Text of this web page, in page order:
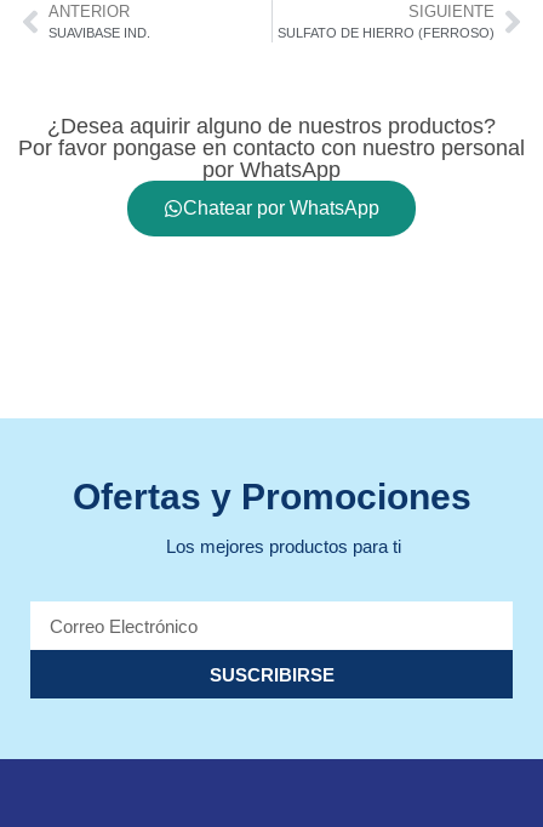
ANTERIOR
SUAVIBASE IND.
SIGUIENTE
SULFATO DE HIERRO (FERROSO)
¿Desea aquirir alguno de nuestros productos?
Por favor pongase en contacto con nuestro personal
por WhatsApp
Chatear por WhatsApp
Ofertas y Promociones
Los mejores productos para ti
SUSCRIBIRSE